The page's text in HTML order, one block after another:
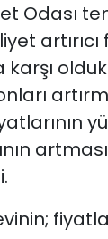
Odası
artırıcı